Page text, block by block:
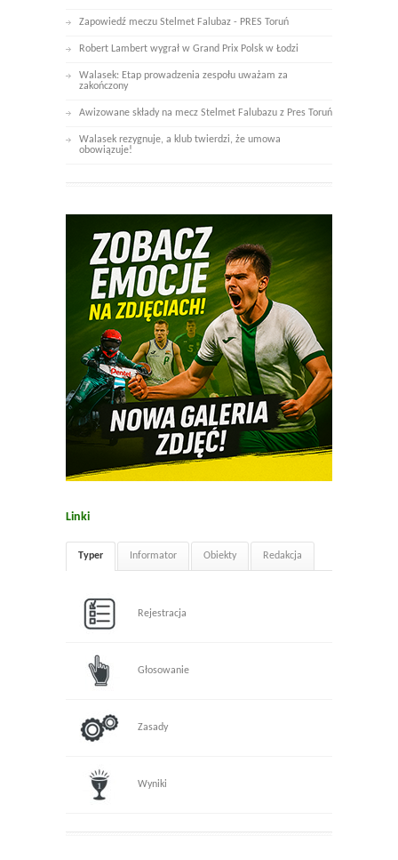
Zapowiedź meczu Stelmet Falubaz - PRES Toruń
Robert Lambert wygrał w Grand Prix Polsk w Łodzi
Walasek: Etap prowadzenia zespołu uważam za
zakończony
Awizowane składy na mecz Stelmet Falubazu z Pres Toruń
Walasek rezygnuje, a klub twierdzi, że umowa
obowiązuje!
Linki
Typer Informator Obiekty Redakcja
Rejestracja
Głosowanie
Zasady
Wyniki